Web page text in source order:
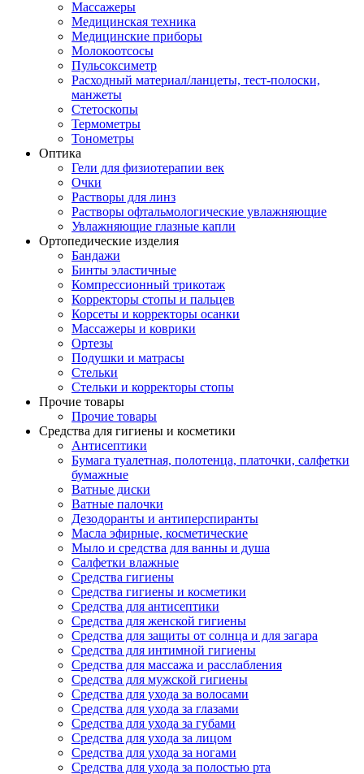
Массажеры
Медицинская техника
Медицинские приборы
Молокоотсосы
Пульсоксиметр
Расходный материал/ланцеты, тест-полоски,
манжеты
Стетоскопы
Термометры
Тонометры
Оптика
Гели для физиотерапии век
Очки
Растворы для линз
Растворы офтальмологические увлажняющие
Увлажняющие глазные капли
Ортопедические изделия
Бандажи
Бинты эластичные
Компрессионный трикотаж
Корректоры стопы и пальцев
Корсеты и корректоры осанки
Массажеры и коврики
Ортезы
Подушки и матрасы
Стельки
Стельки и корректоры стопы
Прочие товары
Прочие товары
Средства для гигиены и косметики
Антисептики
Бумага туалетная, полотенца, платочки, салфетки
бумажные
Ватные диски
Ватные палочки
Дезодоранты и антиперспиранты
Масла эфирные, косметические
Мыло и средства для ванны и душа
Салфетки влажные
Средства гигиены
Средства гигиены и косметики
Средства для антисептики
Средства для женской гигиены
Средства для защиты от солнца и для загара
Средства для интимной гигиены
Средства для массажа и расслабления
Средства для мужской гигиены
Средства для ухода за волосами
Средства для ухода за глазами
Средства для ухода за губами
Средства для ухода за лицом
Средства для ухода за ногами
Средства для ухода за полостью рта